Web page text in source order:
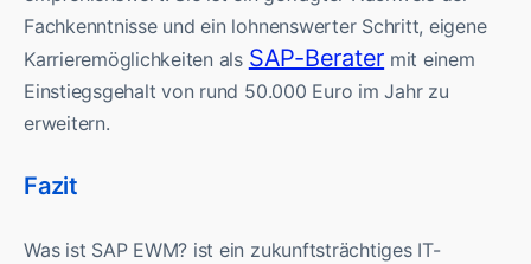
Fachkenntnisse und ein lohnenswerter Schritt, eigene
Karrieremöglichkeiten als SAP-Berater mit einem
Einstiegsgehalt von rund 50.000 Euro im Jahr zu
erweitern.
Fazit
Was ist SAP EWM? ist ein zukunftsträchtiges IT-